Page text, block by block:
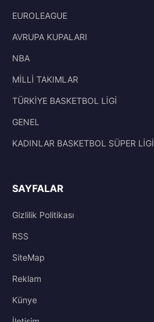
EUROLEAGUE
AVRUPA KUPALARI
NBA
MİLLİ TAKIMLAR
TÜRKİYE BASKETBOL LİGİ
GENEL
KADINLAR BASKETBOL SÜPER LİGİ
SAYFALAR
Gizlilik Politikası
RSS
SiteMap
Reklam
Künye